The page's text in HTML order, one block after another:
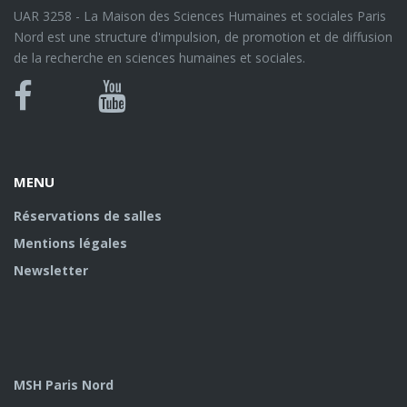
UAR 3258 - La Maison des Sciences Humaines et sociales Paris
Nord est une structure d'impulsion, de promotion et de diffusion
de la recherche en sciences humaines et sociales.
Bluesky
Canal
MENU
Réservations de salles
Mentions légales
Newsletter
MSH Paris Nord